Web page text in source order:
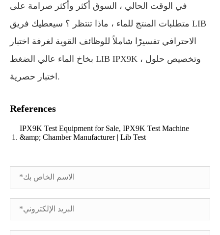
في الوقت الحالي ، السوق أكثر وأكثر صرامة على
متطلبات المنتج للماء ، ماذا تنتظر ؟ سيعطيك فريق LIB
الاحترافي تفسيرًا شاملاً للوظائف القوية لغرفة اختبار
بخاخ الماء عالي الضغط LIB IPX9K ، وتخصيص حلول
اختبار حصرية.
References
IPX9K Test Equipment for Sale, IPX9K Test Machine
&amp; Chamber Manufacturer | Lib Test